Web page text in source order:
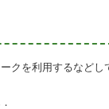
クを利用するなど